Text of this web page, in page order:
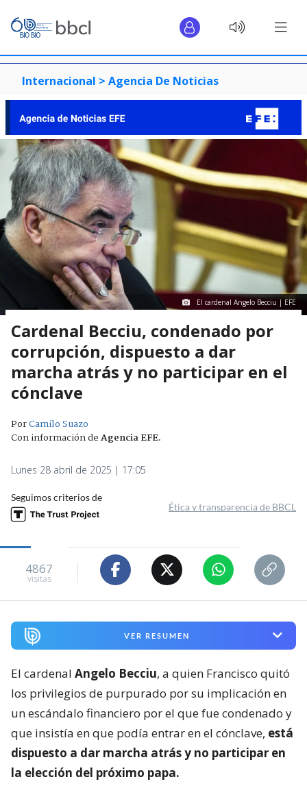
Internacional > Agencia De Noticias
El cardenal Angelo Becciu | EFE
Cardenal Becciu, condenado por
corrupción, dispuesto a dar
marcha atrás y no participar en el
cónclave
PorCamilo Suazo
Con información deAgencia EFE.
Lunes 28 abril de 2025 | 17:05
Seguimos criterios de
Ética y transparencia de BBCL
4867
visitas
VER RESUMEN
El cardenal Angelo Becciu, a quien Francisco quitó
los privilegios de purpurado por su implicación en
un escándalo financiero por el que fue condenado y
que insistía en que podía entrar en el cónclave, está
dispuesto a dar marcha atrás y no participar en
la elección del próximo papa.